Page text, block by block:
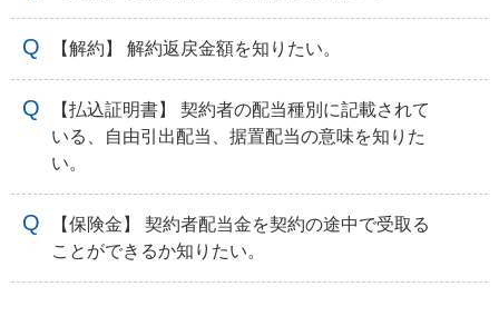
【解約】 解約返戻金額を知りたい。
【払込証明書】 契約者の配当種別に記載されて
いる、自由引出配当、据置配当の意味を知りた
い。
【保険金】 契約者配当金を契約の途中で受取る
ことができるか知りたい。